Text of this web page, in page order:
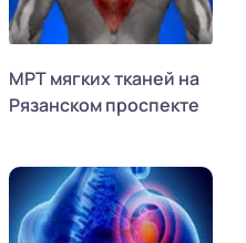
МРТ мягких тканей на
Рязанском проспекте